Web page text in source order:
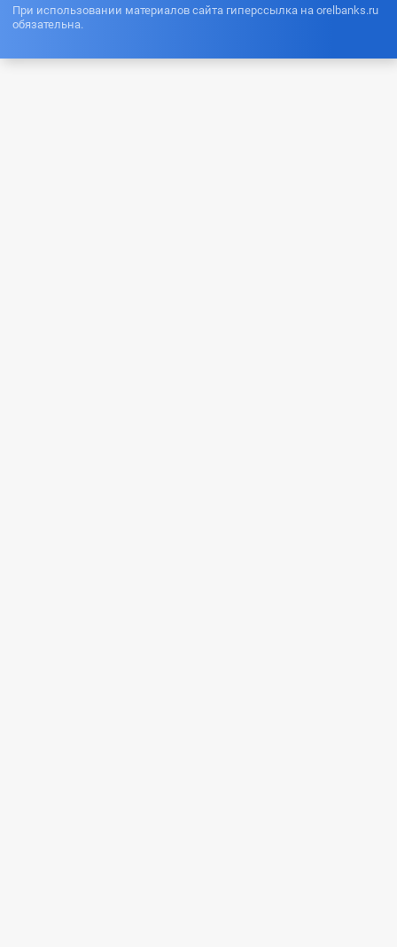
При использовании материалов сайта гиперссылка на orelbanks.ru
обязательна.